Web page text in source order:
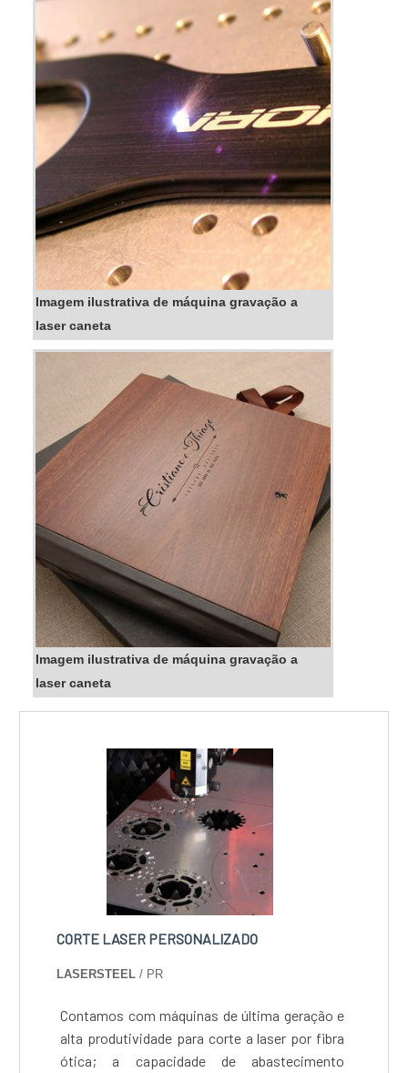
acessível em uma empresa que preza pela
segurança, encontra na internet a SN indús...
Imagem ilustrativa de máquina gravação a
laser caneta
Imagem ilustrativa de máquina gravação a
laser caneta
CORTE LASER PERSONALIZADO
LASERSTEEL / PR
Contamos com máquinas de última geração e
alta produtividade para corte a laser por fibra
ótica; a capacidade de abastecimento